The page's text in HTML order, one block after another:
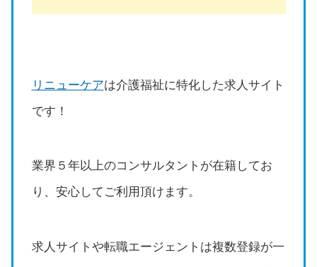
リニューケアは介護福祉に特化した求人サイト
です！
業界５年以上のコンサルタントが在籍してお
り、安心してご利用頂けます。
求人サイトや転職エージェントは複数登録が一